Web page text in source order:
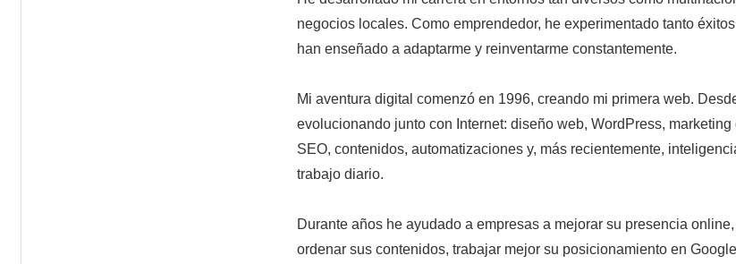
negocios locales. Como emprendedor, he experimentado tanto
han enseñado a adaptarme y reinventarme constantemente.
Mi aventura digital comenzó en 1996, creando mi primera web.
evolucionando junto con Internet: diseño web, WordPress,
SEO, contenidos, automatizaciones y, más recientemente,
trabajo diario.
Durante años he ayudado a empresas a mejorar su presencia
ordenar sus contenidos, trabajar mejor su posicionamiento en